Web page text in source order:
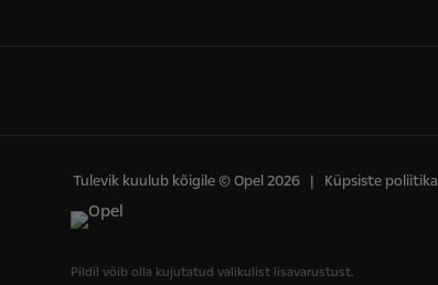
Tulevik kuulub kõigile © Opel 2026 Küpsiste poliitika
Pildil võib olla kujutatud valikulist lisavarustust.